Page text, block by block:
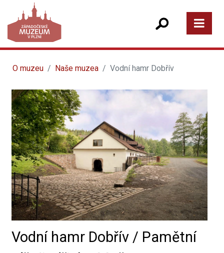
O muzeu Naše muzea Vodní hamr Dobřív
Vodní hamr Dobřív / Pamětní